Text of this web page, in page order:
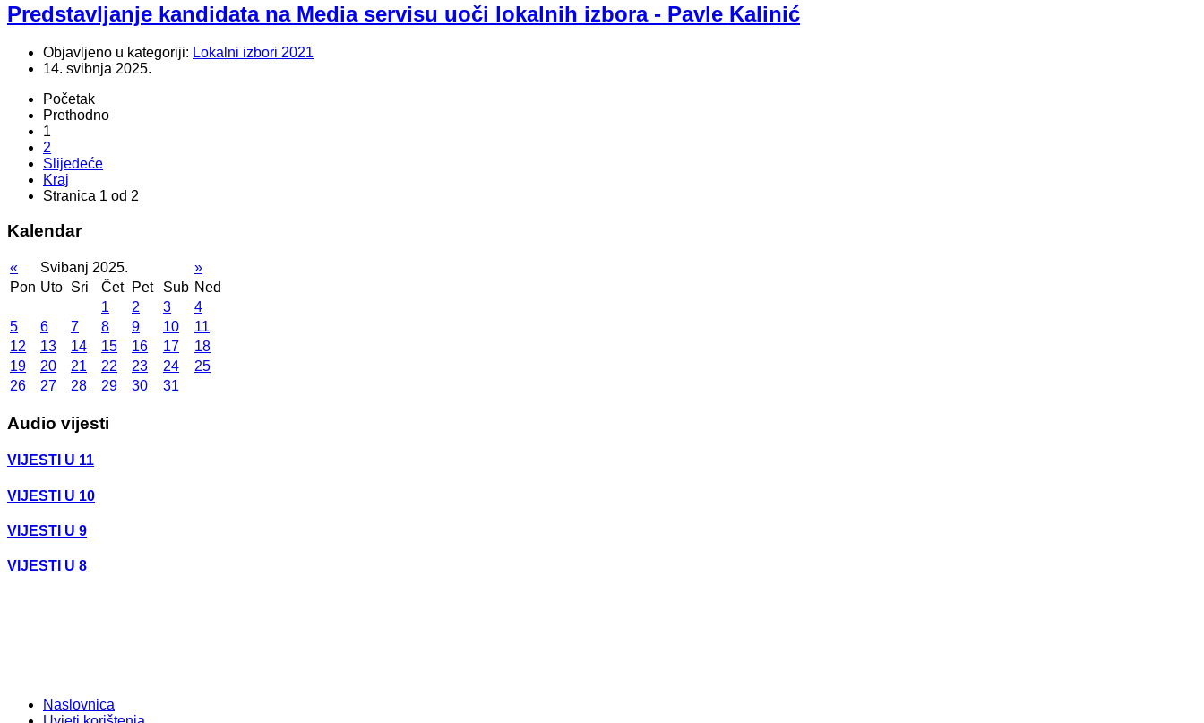
Predstavljanje kandidata na Media servisu uoči lokalnih izbora - Pavle Kalinić
Objavljeno u kategoriji: Lokalni izbori 2021
14. svibnja 2025.
Početak
Prethodno
1
2
Slijedeće
Kraj
Stranica 1 od 2
Kalendar
« Svibanj 2025.
»
Pon Uto Sri Čet Pet Sub Ned
1
2 3
4
5
6 7 8 9 10
11
12
13 14 15 16 17
18
19
20 21 22 23 24
25
26
27 28 29 30 31
Audio vijesti
VIJESTI U 11
VIJESTI U 10
VIJESTI U 9
VIJESTI U 8
Naslovnica